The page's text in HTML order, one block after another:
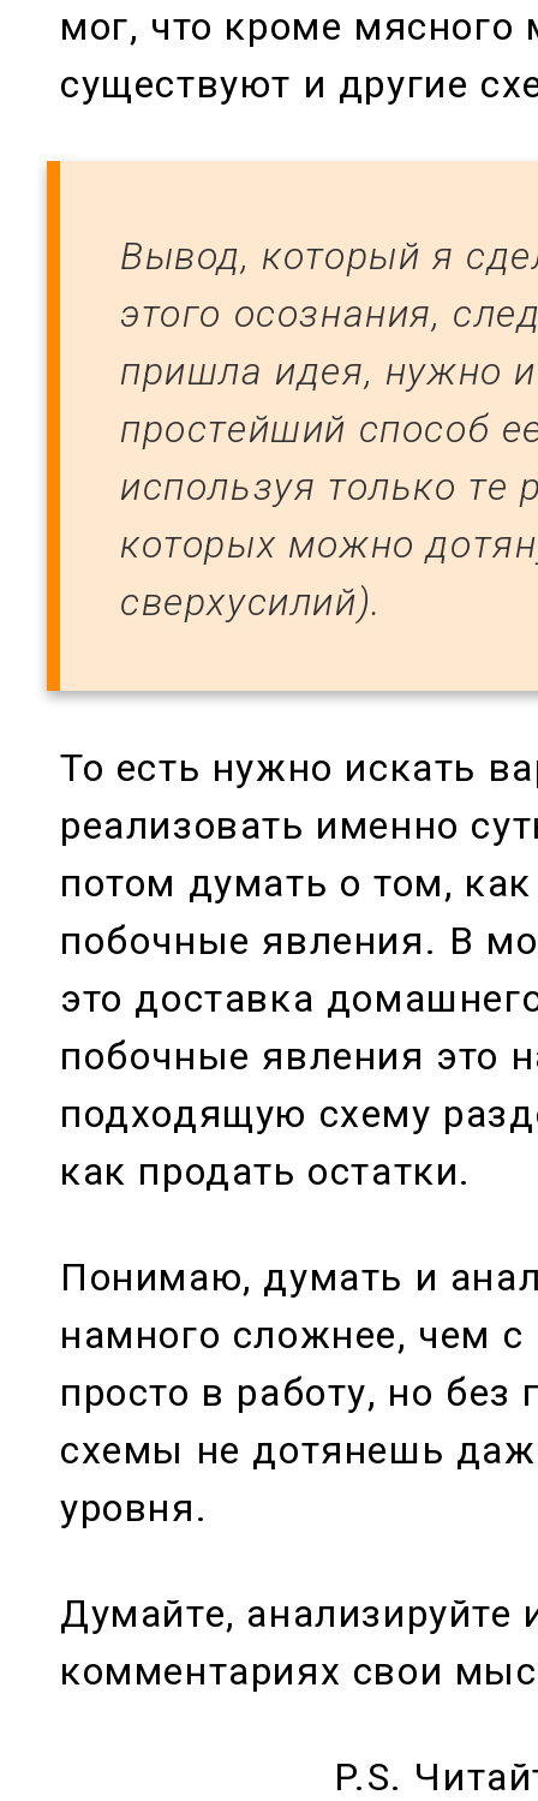
мог, что кроме мясного
существуют и другие
Вывод, который я
этого осознания,
пришла идея, нужно
простейший способ
используя только те
которых можно
сверхусилий).
То есть нужно искать
реализовать именно
потом думать о том, как
побочные явления. В
это доставка
побочные явления это
подходящую схему
как продать остатки.
Понимаю, думать и
намного сложнее, чем с
просто в работу, но без
схемы не дотянешь
уровня.
Думайте, анализируйте
комментариях свои
P.S.